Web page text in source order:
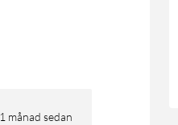
1 månad sedan